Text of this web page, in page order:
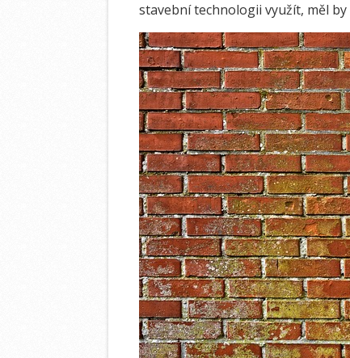
stavební technologii využít, měl